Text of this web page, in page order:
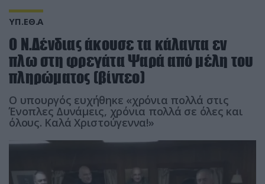
ΥΠ.ΕΘ.Α
Ο Ν.Δένδιας άκουσε τα κάλαντα εν
πλω στη φρεγάτα Ψαρά από μέλη του
πληρώματος (βίντεο)
Ο υπουργός ευχήθηκε «χρόνια πολλά στις
Ένοπλες Δυνάμεις, χρόνια πολλά σε όλες και
όλους. Καλά Χριστούγεννα!»